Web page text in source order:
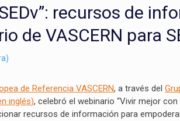
recursos de
de VASCERN para
de Referencia VASCERN, a través del
inglés), celebró el webinario “Vivir mejor
recursos de información para